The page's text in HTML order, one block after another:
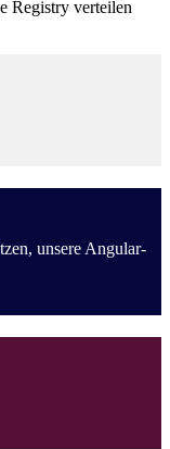
Registry verteilen
unsere Angular-